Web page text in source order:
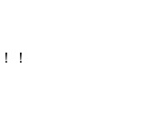
！